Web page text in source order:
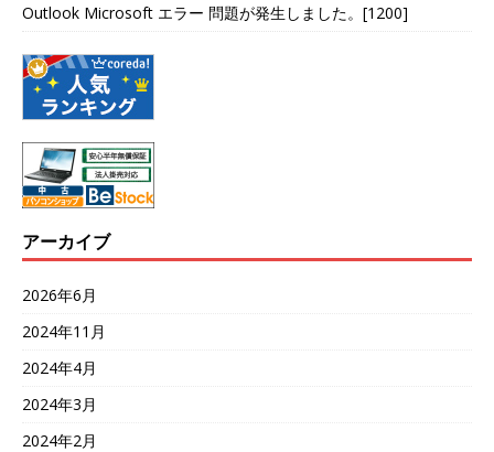
Outlook Microsoft エラー 問題が発生しました。[1200]
アーカイブ
2026年6月
2024年11月
2024年4月
2024年3月
2024年2月